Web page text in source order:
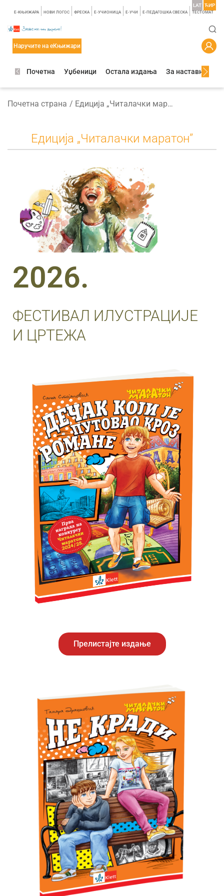
E-КЊИЖАРА НОВИ ЛОГОС ФРЕСКА E-УЧИОНИЦА E-УЧИ Е-ПЕДАГОШКА СВЕСКА TЕСТОМАТ
LAT ЋИР
Наручите на еКњижари
Почетна Уџбеници Остала издања За наставнике
Почетна страна Едиција „Читалачки маратон”
Едиција „Читалачки маратон”
2026.
ФЕСТИВАЛ ИЛУСТРАЦИЈЕ
И ЦРТЕЖА
Прелистајте издање